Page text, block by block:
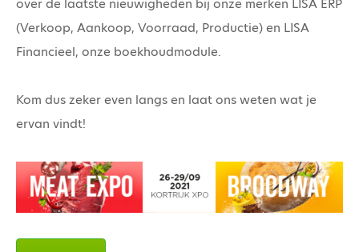
over de laatste nieuwigheden bij onze merken LISA ERP
(Verkoop, Aankoop, Voorraad, Productie) en LISA
Financieel, onze boekhoudmodule.
Kom dus zeker even langs en laat ons weten wat je
ervan vindt!